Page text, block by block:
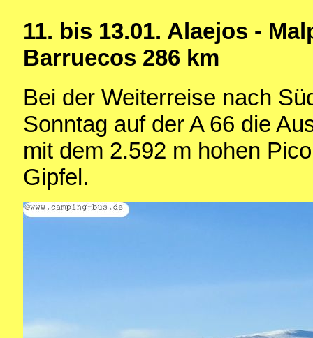
11. bis 13.01. Alaejos -
Barruecos 286 km
Bei der Weiterreise nach
Sonntag auf der A 66 die
mit dem 2.592 m hohen
Gipfel.